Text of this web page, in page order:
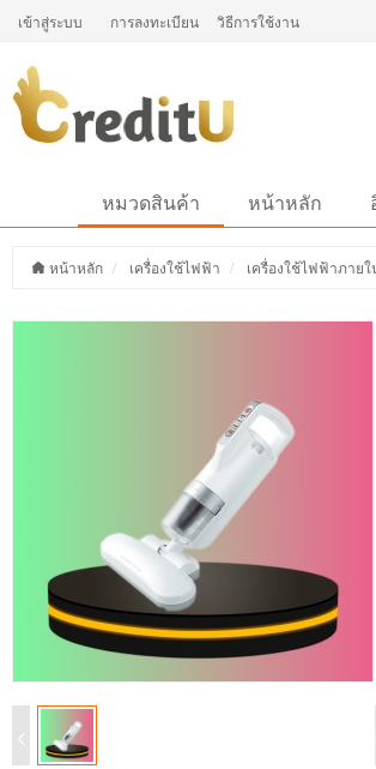
เข้าสู่ระบบ การลงทะเบียน วิธีการใช้งาน
หมวดสินค้า หน้าหลัก
หน้าหลัก เครื่องใช้ไฟฟ้า เครื่องใช้ไฟฟ้าภาย